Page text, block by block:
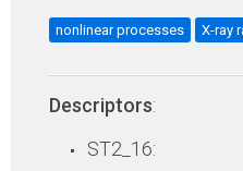
nonlinear processes X-ray
Descriptors:
ST2_16: